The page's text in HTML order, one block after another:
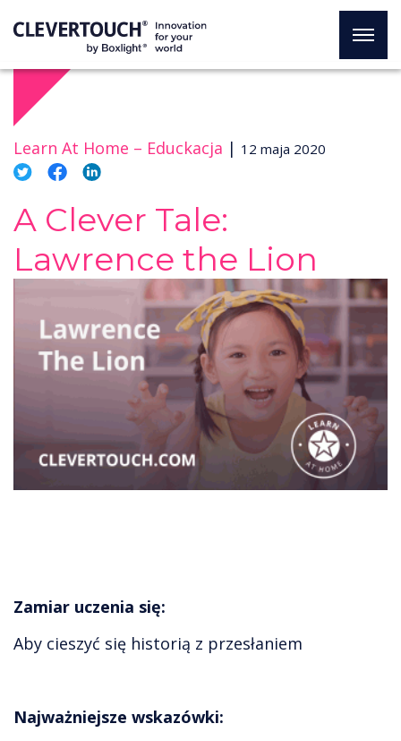
Learn At Home – Educkacja | 12 maja 2020
A Clever Tale:
Lawrence the Lion
Zamiar uczenia się:
Aby cieszyć się historią z przesłaniem
Najważniejsze wskazówki: